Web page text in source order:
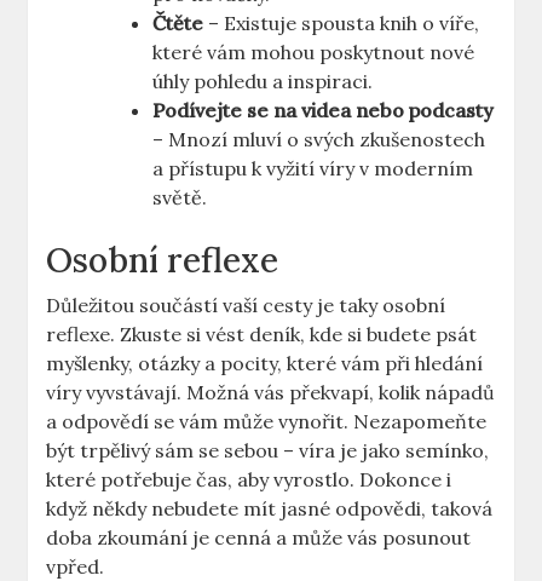
Čtěte – Existuje spousta knih o víře,
které vám mohou poskytnout nové
úhly pohledu a inspiraci.
Podívejte se na videa nebo podcasty
– Mnozí mluví o svých zkušenostech
a přístupu k vyžití víry v moderním
světě.
Osobní reflexe
Důležitou součástí vaší cesty je taky osobní
reflexe. Zkuste si vést deník, kde si budete psát
myšlenky, otázky a pocity, které vám při hledání
víry vyvstávají. Možná vás překvapí, kolik nápadů
a odpovědí se vám může vynořit. Nezapomeňte
být trpělivý sám se sebou – víra je jako semínko,
které potřebuje čas, aby vyrostlo. Dokonce i
když někdy nebudete mít jasné odpovědi, taková
doba zkoumání je cenná a může vás posunout
vpřed.